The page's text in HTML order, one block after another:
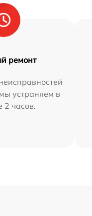
ремонт
устраняем в
2 часов.